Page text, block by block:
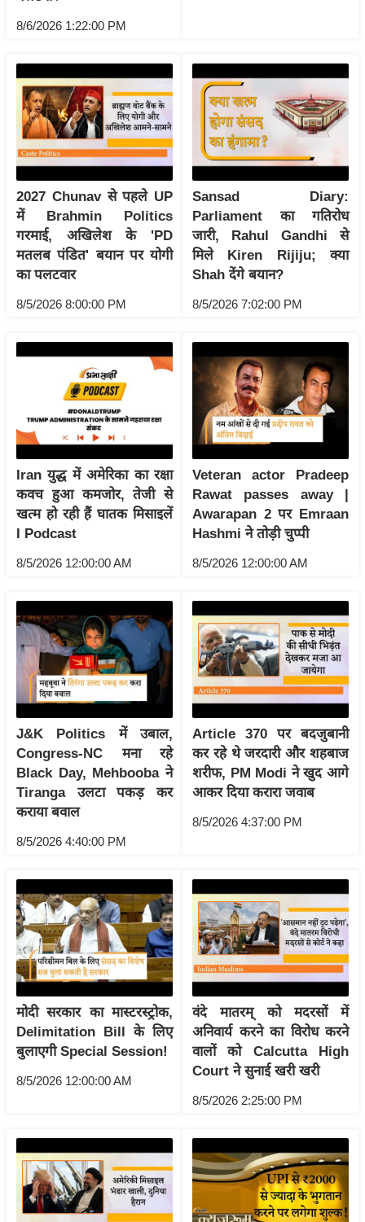
N
s
ला
इ
फ
स्टा
इ
ल
टे
क्नॉ
जी
टी
श
न
घ
रे
लू
नु
र्य
ट
न
स्थ
ल
फि
ट
ने
स
मं
त्रा
रि
श
न
शि
प
रा
ज
नी
ति
वि
श्ले
स
म
सा
म
8/6/2026 1:22:00 PM
2027 Chunav से पहले UP
में Brahmin Politics
गरमाई, अखिलेश के 'PD
मतलब पंडित' बयान पर योगी
का पलटवार
8/5/2026 8:00:00 PM
Sansad Diary:
Parliament का गतिरोध
जारी, Rahul Gandhi से
मिले Kiren Rijiju; क्या
Shah देंगे बयान?
8/5/2026 7:02:00 PM
Iran युद्ध में अमेरिका का रक्षा
कवच हुआ कमजोर, तेजी से
खत्म हो रही हैं घातक मिसाइलें
I Podcast
8/5/2026 12:00:00 AM
Veteran actor Pradeep
Rawat passes away |
Awarapan 2 पर Emraan
Hashmi ने तोड़ी चुप्पी
8/5/2026 12:00:00 AM
J&K Politics में उबाल,
Congress-NC मना रहे
Black Day, Mehbooba ने
Tiranga उलटा पकड़ कर
कराया बवाल
8/5/2026 4:40:00 PM
Article 370 पर बदजुबानी
कर रहे थे जरदारी और शहबाज
शरीफ, PM Modi ने खुद आगे
आकर दिया करारा जवाब
8/5/2026 4:37:00 PM
मोदी सरकार का मास्टरस्ट्रोक,
Delimitation Bill के लिए
बुलाएगी Special Session!
8/5/2026 12:00:00 AM
वंदे मातरम् को मदरसों में
अनिवार्य करने का विरोध करने
वालों को Calcutta High
Court ने सुनाई खरी खरी
8/5/2026 2:25:00 PM